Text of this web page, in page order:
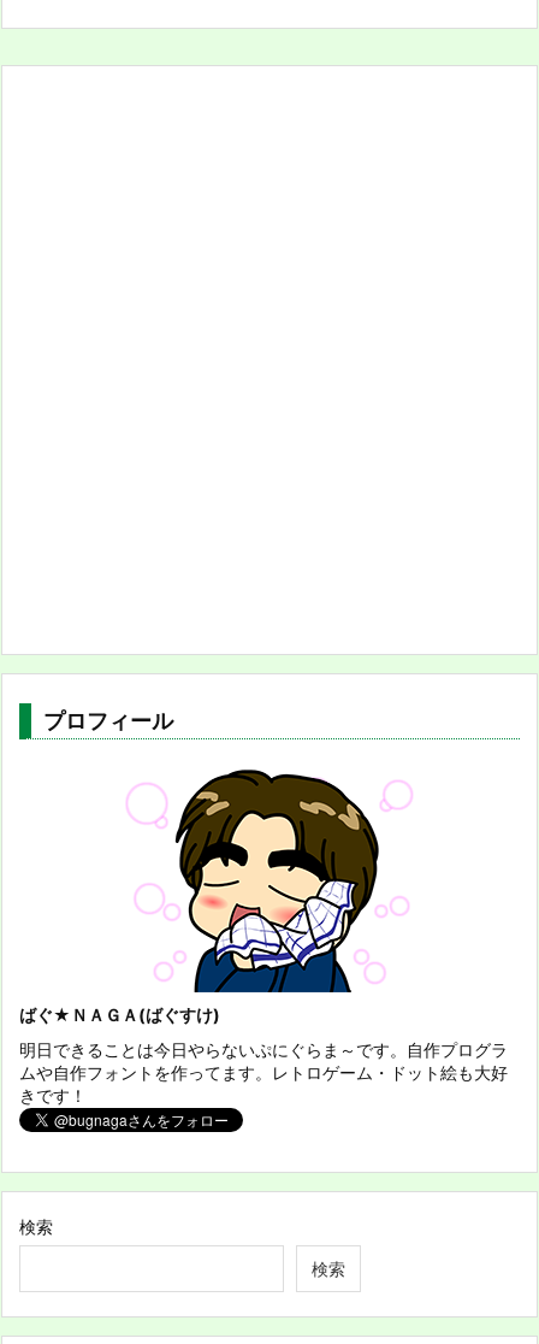
プロフィール
ばぐ★ＮＡＧＡ(ばぐすけ)
明日できることは今日やらないぷにぐらま～です。自作プログラ
ムや自作フォントを作ってます。レトロゲーム・ドット絵も大好
きです！
検索
検索